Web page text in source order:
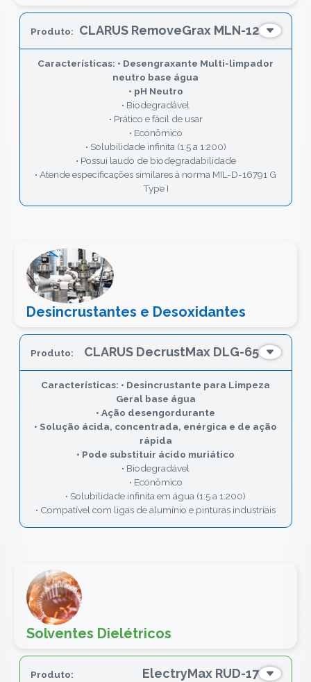
CLARUS RemoveGrax MLN-12
• Desengraxante Multi-limpador
neutro base água
• pH Neutro
• Biodegradável
• Prático e fácil de usar
• Econômico
• Solubilidade infinita (1:5 a 1:200)
• Possui laudo de biodegradabilidade
• Atende especificações similares à norma MIL-D-16791 G
Type I
Desincrustantes e Desoxidantes
CLARUS DecrustMax DLG-65
• Desincrustante para Limpeza
Geral base água
• Ação desengordurante
• Solução ácida, concentrada, enérgica e de ação
rápida
• Pode substituir ácido muriático
• Biodegradável
• Econômico
• Solubilidade infinita em água (1:5 a 1:200)
• Compatível com ligas de alumínio e pinturas industriais
Solventes Dielétricos
ElectryMax RUD-17